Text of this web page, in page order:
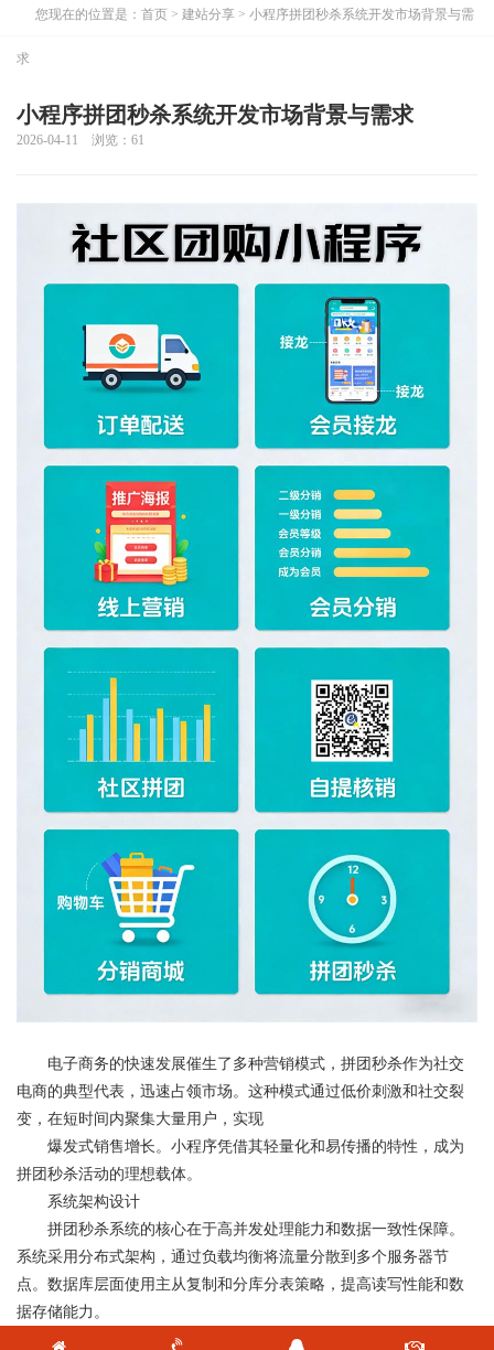
您现在的位置是： 首页 > 建站分享 > 小程序拼团秒杀系统开发市场背景与需
求
小程序拼团秒杀系统开发市场背景与需求
2026-04-11 浏览： 61
电子商务的快速发展催生了多种营销模式，拼团秒杀作为社交
电商的典型代表，迅速占领市场。这种模式通过低价刺激和社交裂
变，在短时间内聚集大量用户，实现
爆发式销售增长。小程序凭借其轻量化和易传播的特性，成为
拼团秒杀活动的理想载体。
系统架构设计
拼团秒杀系统的核心在于高并发处理能力和数据一致性保障。
系统采用分布式架构，通过负载均衡将流量分散到多个服务器节
点。数据库层面使用主从复制和分库分表策略，提高读写性能和数
据存储能力。